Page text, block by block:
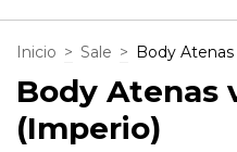
Inicio > Sale > Body
Body Atenas
(Imperio)